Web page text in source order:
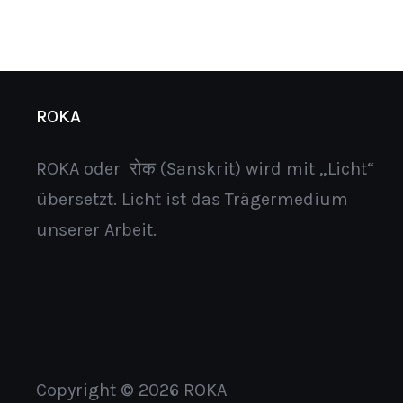
ROKA
ROKA oder रोक (Sanskrit) wird mit „Licht“
übersetzt. Licht ist das Trägermedium
unserer Arbeit.
Copyright © 2026 ROKA